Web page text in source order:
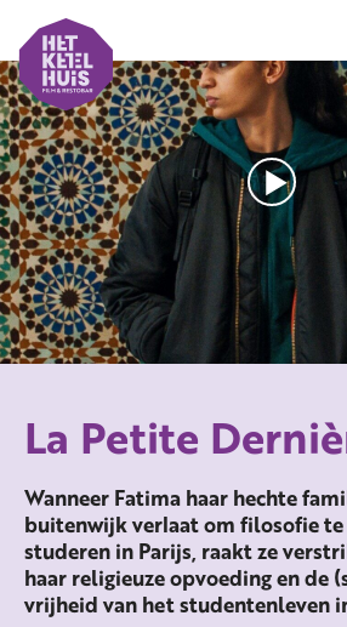
La Petite
Wanneer Fatima haar hechte
buitenwijk verlaat om filosofie te
studeren in Parijs, raakt ze
haar religieuze opvoeding en de
vrijheid van het studentenleven